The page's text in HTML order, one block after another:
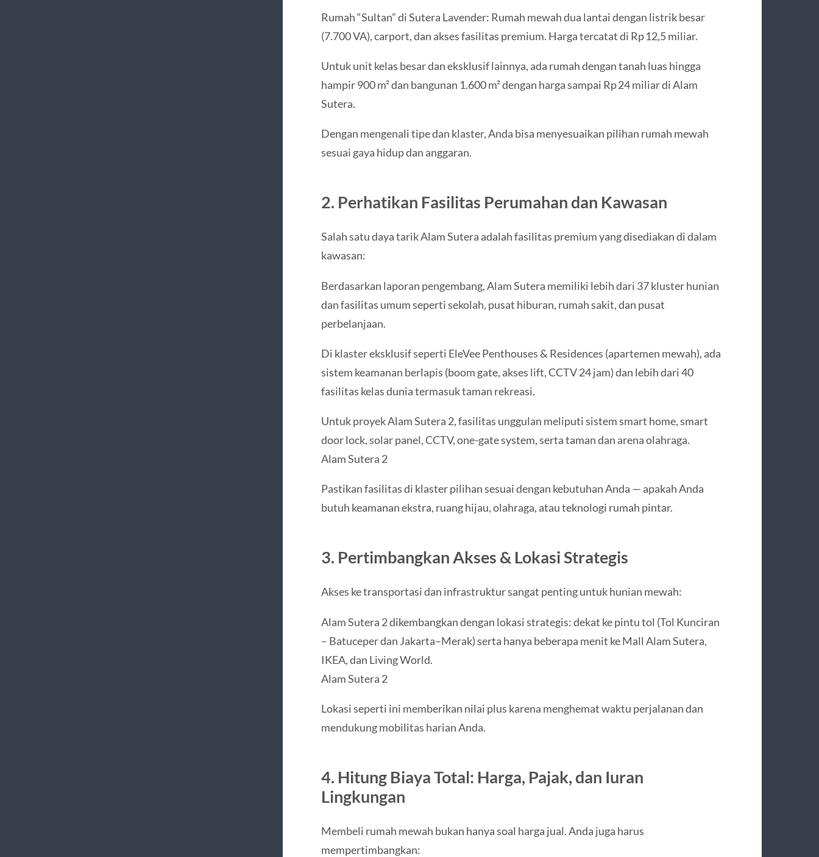
Rumah “Sultan” di Sutera Lavender: Rumah mewah dua lantai dengan listrik besar
(7.700 VA), carport, dan akses fasilitas premium. Harga tercatat di Rp 12,5 miliar.
Untuk unit kelas besar dan eksklusif lainnya, ada rumah dengan tanah luas hingga
hampir 900 m² dan bangunan 1.600 m² dengan harga sampai Rp 24 miliar di Alam
Sutera.
Dengan mengenali tipe dan klaster, Anda bisa menyesuaikan pilihan rumah mewah
sesuai gaya hidup dan anggaran.
2. Perhatikan Fasilitas Perumahan dan Kawasan
Salah satu daya tarik Alam Sutera adalah fasilitas premium yang disediakan di dalam
kawasan:
Berdasarkan laporan pengembang, Alam Sutera memiliki lebih dari 37 kluster hunian
dan fasilitas umum seperti sekolah, pusat hiburan, rumah sakit, dan pusat
perbelanjaan.
Di klaster eksklusif seperti EleVee Penthouses & Residences (apartemen mewah), ada
sistem keamanan berlapis (boom gate, akses lift, CCTV 24 jam) dan lebih dari 40
fasilitas kelas dunia termasuk taman rekreasi.
Untuk proyek Alam Sutera 2, fasilitas unggulan meliputi sistem smart home, smart
door lock, solar panel, CCTV, one-gate system, serta taman dan arena olahraga.
Alam Sutera 2
Pastikan fasilitas di klaster pilihan sesuai dengan kebutuhan Anda — apakah Anda
butuh keamanan ekstra, ruang hijau, olahraga, atau teknologi rumah pintar.
3. Pertimbangkan Akses & Lokasi Strategis
Akses ke transportasi dan infrastruktur sangat penting untuk hunian mewah:
Alam Sutera 2 dikembangkan dengan lokasi strategis: dekat ke pintu tol (Tol Kunciran
– Batuceper dan Jakarta–Merak) serta hanya beberapa menit ke Mall Alam Sutera,
IKEA, dan Living World.
Alam Sutera 2
Lokasi seperti ini memberikan nilai plus karena menghemat waktu perjalanan dan
mendukung mobilitas harian Anda.
4. Hitung Biaya Total: Harga, Pajak, dan Iuran
Lingkungan
Membeli rumah mewah bukan hanya soal harga jual. Anda juga harus
mempertimbangkan: